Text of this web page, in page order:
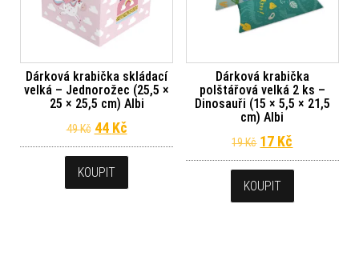
Dárková krabička skládací
velká – Jednorožec (25,5 ×
25 × 25,5 cm) Albi
49Kč Původní cena byla: 49 Kč.
44 KčAktuální cena je: 44 Kč.
KOUPIT
Dárková krabička
polštářová velká 2 ks –
Dinosauři (15 × 5,5 × 21,5
cm) Albi
19Kč Původní cena
17 Kč
KOUPIT